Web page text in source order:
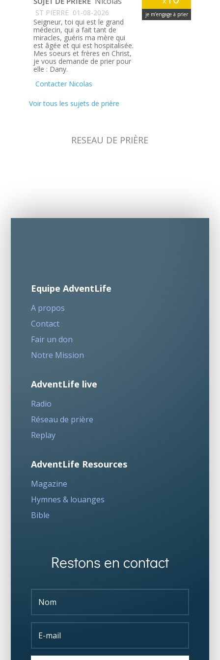
je m’engage à prier
ST PIERRE 01-08-2026
Seigneur, toi qui est le grand
médecin, qui a fait tant de
miracles, guéris ma mère qui
est âgée et qui est hospitalisée.
Mes soeurs et frères en Christ,
je vous demande de prier pour
elle : Dany.
Contacter Nicolas
Voir tous les sujets de prière
RESEAU DE PRIÈRE
Equipe AdventLife
A propos
Contact
Fair un don
Notre Mission
AdventLife live
Radio
Réseau de prière
Replay
AdventLife Resources
Magazine
Hymnes & louanges
Bible
Restons en contact